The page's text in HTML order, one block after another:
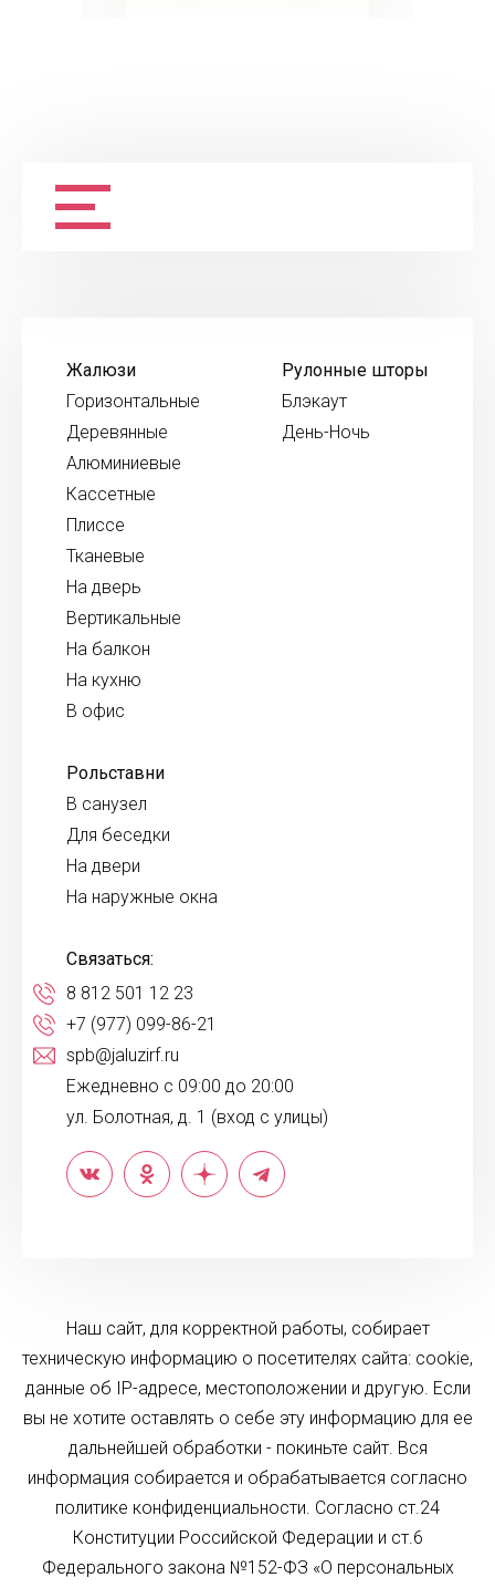
Жалюзи
Горизонтальные
Деревянные
Алюминиевые
Кассетные
Плиссе
Тканевые
На дверь
Вертикальные
На балкон
На кухню
В офис
Рулонные шторы
Блэкаут
День-Ночь
Рольставни
В санузел
Для беседки
На двери
На наружные окна
Связаться:
8 812 501 12 23
+7 (977) 099-86-21
spb@jaluzirf.ru
Ежедневно с 09:00 до 20:00
ул. Болотная, д. 1 (вход с улицы)
Наш сайт, для корректной работы, собирает
техническую информацию о посетителях сайта: cookie,
данные об IP-адресе, местоположении и другую. Если
вы не хотите оставлять о себе эту информацию для ее
дальнейшей обработки - покиньте сайт. Вся
информация собирается и обрабатывается согласно
политике конфиденциальности. Согласно ст.24
Конституции Российской Федерации и ст.6
Федерального закона №152-ФЗ «О персональных